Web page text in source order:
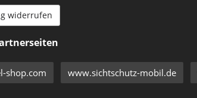
widerrufen
shop.com www.sichtschutz-mobil.de